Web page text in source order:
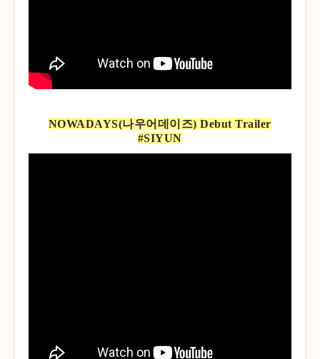
NOWADAYS(나우어데이즈) Debut Trailer
#SIYUN